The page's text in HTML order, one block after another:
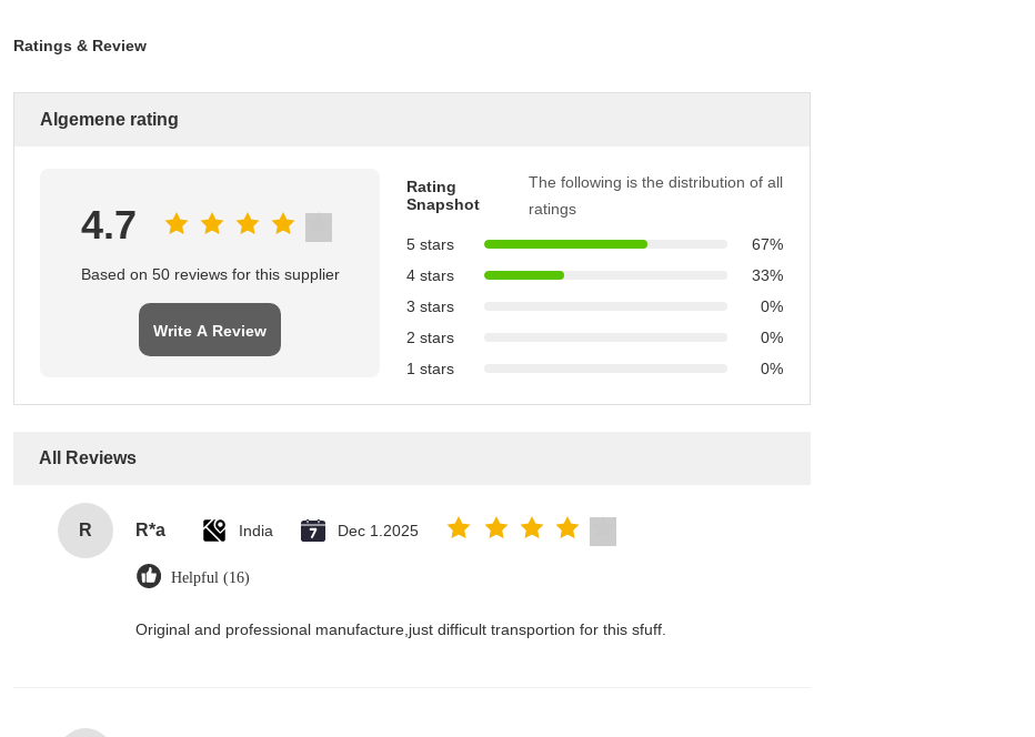
Ratings & Review
Algemene rating
4.7
Based on 50 reviews for this supplier
Write A Review
Rating
Snapshot
The following is the distribution of all
ratings
5 stars
67%
4 stars
33%
3 stars
0%
2 stars
0%
1 stars
0%
All Reviews
R R*a India Dec 1.2025
Helpful (16)
Original and professional manufacture,just difficult transportion for this sfuff.